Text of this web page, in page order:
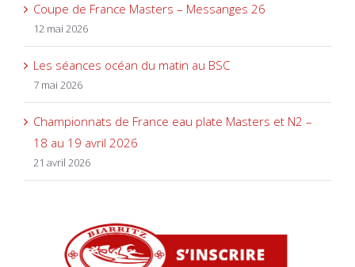
Coupe de France Masters – Messanges 26
12 mai 2026
Les séances océan du matin au BSC
7 mai 2026
Championnats de France eau plate Masters et N2 –
18 au 19 avril 2026
21 avril 2026